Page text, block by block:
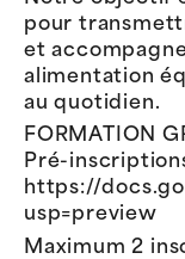
pour
et
alimentation
au quotidien.
FORMATION
Pré-
https://
usp=preview
Maximum 2